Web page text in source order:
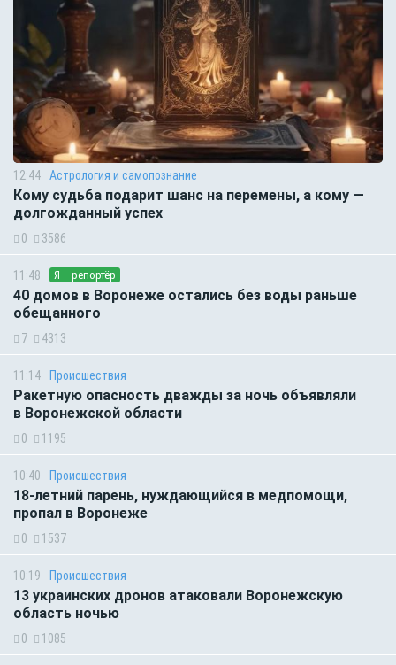
12:44 Астрология и самопознание
Кому судьба подарит шанс на перемены, а кому —
долгожданный успех
0 3586
11:48 Я – репортёр
40 домов в Воронеже остались без воды раньше
обещанного
7 4313
11:14 Происшествия
Ракетную опасность дважды за ночь объявляли
в Воронежской области
0 1195
10:40 Происшествия
18-летний парень, нуждающийся в медпомощи,
пропал в Воронеже
0 1537
10:19 Происшествия
13 украинских дронов атаковали Воронежскую
область ночью
0 1085